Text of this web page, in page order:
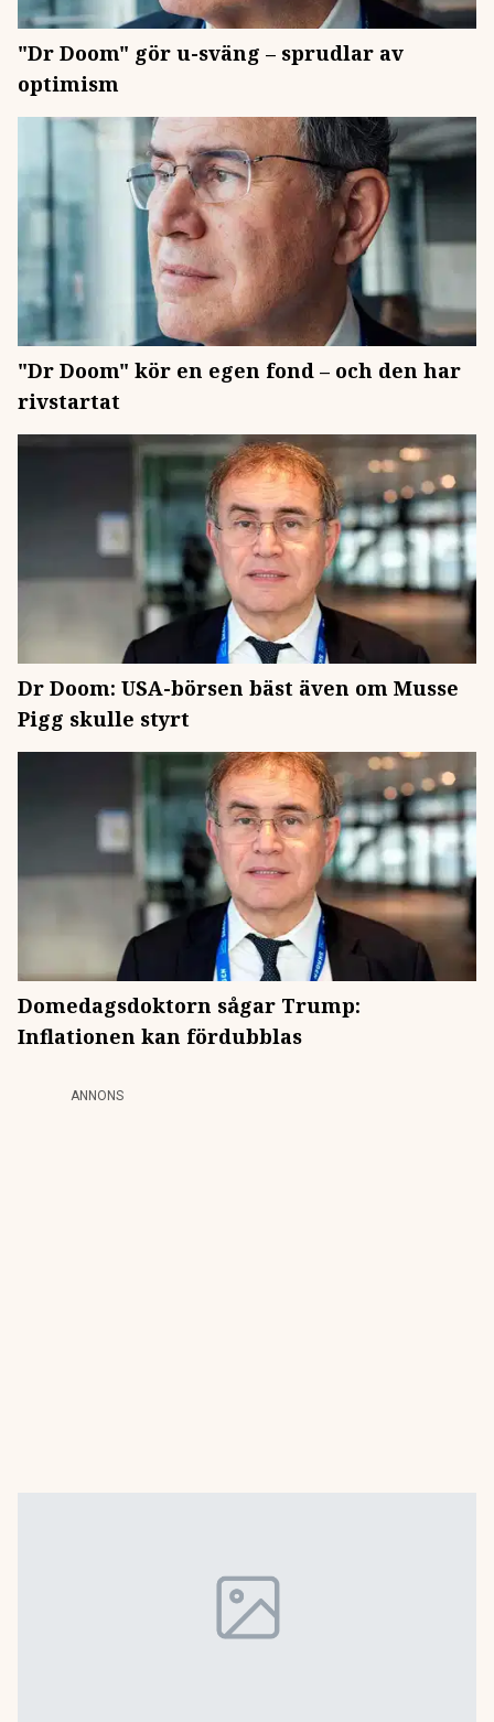
"Dr Doom" gör u-sväng – sprudlar av
optimism
"Dr Doom" kör en egen fond – och den har
rivstartat
Dr Doom: USA-börsen bäst även om Musse
Pigg skulle styrt
Domedagsdoktorn sågar Trump:
Inflationen kan fördubblas
ANNONS